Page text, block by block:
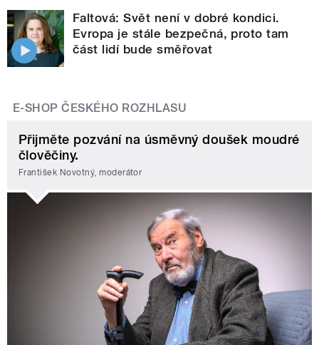
Faltová: Svět není v dobré kondici.
Evropa je stále bezpečná, proto tam
část lidí bude směřovat
E-SHOP ČESKÉHO ROZHLASU
Přijměte pozvání na úsměvný doušek moudré
člověčiny.
František Novotný, moderátor